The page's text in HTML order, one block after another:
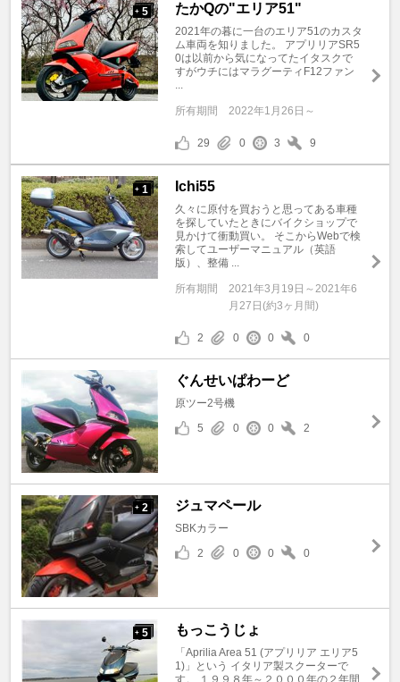
+ 5 たかQの"エリア51"
2021年の暮に一台のエリア51のカスタ
ム車両を知りました。 アプリリアSR5
0は以前から気になってたイタスクで
すがウチにはマラグーティF12ファン
...
所有期間 2022年1月26日～
29 0 3 9
+ 1 Ichi55
久々に原付を買おうと思ってある車種
を探していたときにバイクショップで
見かけて衝動買い。 そこからWebで検
索してユーザーマニュアル（英語
版）、整備 ...
所有期間
2021年3月19日～2021年6
月27日(約3ヶ月間)
2 0 0 0
ぐんせいぱわーど
原ツー2号機
5
0 0 2
+ 2 ジュマペール
SBKカラー
2
0 0 0
+ 5 もっこうじょ
「Aprilia Area 51 (アプリリア エリア5
1)」という イタリア製スクーターで